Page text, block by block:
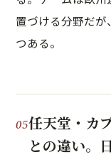
置づける分野だ
つある。
任天堂・カ
との違い。